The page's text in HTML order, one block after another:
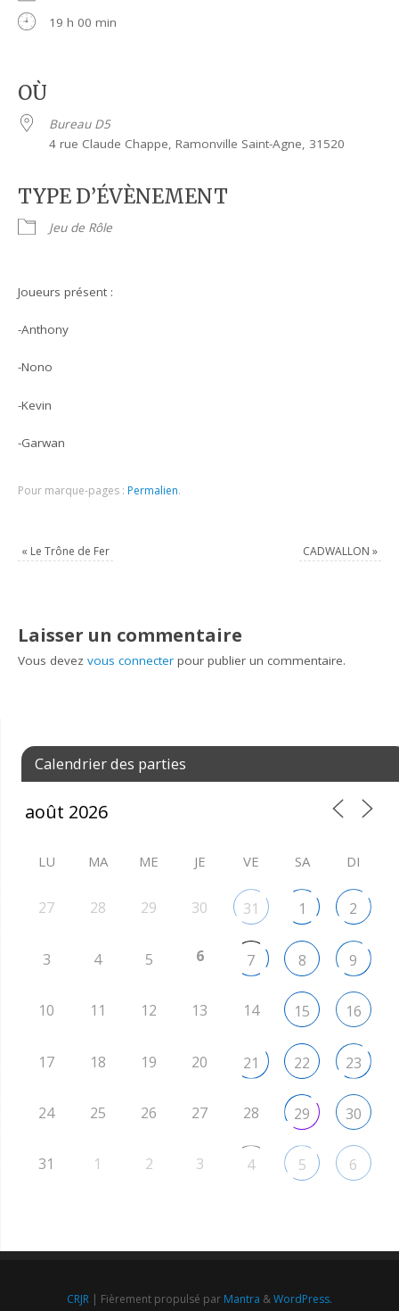
19 h 00 min
OÙ
Bureau D5
4 rue Claude Chappe, Ramonville Saint-Agne, 31520
TYPE D’ÉVÈNEMENT
Jeu de Rôle
Joueurs présent :
-Anthony
-Nono
-Kevin
-Garwan
Pour marque-pages : Permalien.
« Le Trône de Fer CADWALLON »
Laisser un commentaire
Vous devezvous connecter pour publier un commentaire.
Calendrier des parties
LU MA ME JE VE SA DI
27 28 29 30 31 1 2
3 4 5 6 7 8 9
10 11 12 13 14 15 16
17 18 19 20 21 22 23
24 25 26 27 28 29 30
31 1 2 3 4 5 6
CRJR | Fièrement propulsé par Mantra &WordPress.